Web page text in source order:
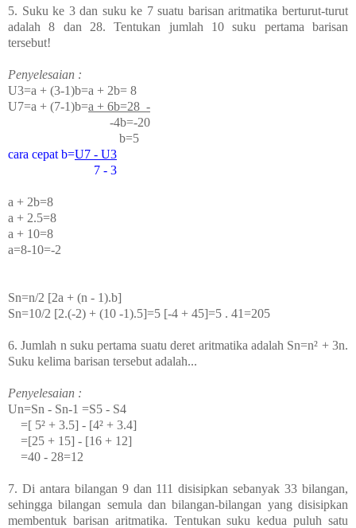
5. Suku ke 3 dan suku ke 7 suatu barisan aritmatika berturut-turut
adalah 8 dan 28. Tentukan jumlah 10 suku pertama barisan
tersebut!
Penyelesaian :
U3=a + (3-1)b=a + 2b= 8
U7=a + (7-1)b=a + 6b=28 -
-4b=-20
b=5
cara cepat b=U7 - U3
7 - 3
a + 2b=8
a + 2.5=8
a + 10=8
a=8-10=-2
Sn=n/2 [2a + (n - 1).b]
Sn=10/2 [2.(-2) + (10 -1).5]=5 [-4 + 45]=5 . 41=205
6. Jumlah n suku pertama suatu deret aritmatika adalah Sn=n² + 3n.
Suku kelima barisan tersebut adalah...
Penyelesaian :
Un=Sn - Sn-1 =S5 - S4
=[ 5² + 3.5] - [4² + 3.4]
=[25 + 15] - [16 + 12]
=40 - 28=12
7. Di antara bilangan 9 dan 111 disisipkan sebanyak 33 bilangan,
sehingga bilangan semula dan bilangan-bilangan yang disisipkan
membentuk barisan aritmatika. Tentukan suku kedua puluh satu